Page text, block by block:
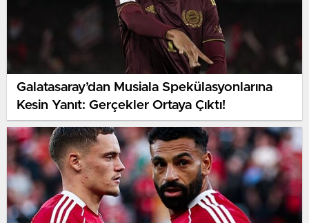
Galatasaray’dan Musiala Spekülasyonlarına
Kesin Yanıt: Gerçekler Ortaya Çıktı!